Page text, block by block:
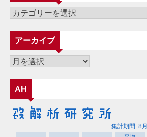
カ
ゴ
リ
ー
アーカイブ
ア
カ
イ
ブ
AH